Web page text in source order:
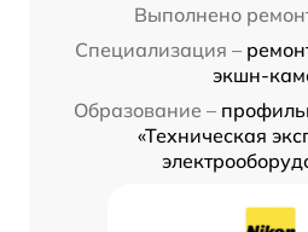
Выполнено
Специализация –
экшн-
Образование –
«Техническая